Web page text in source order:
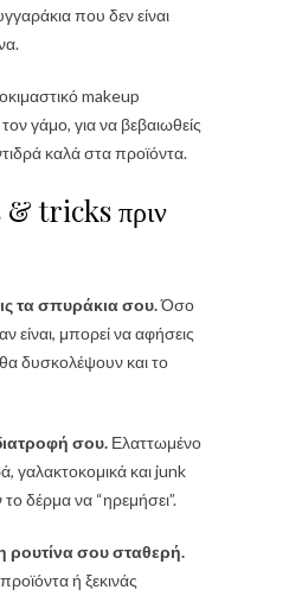
που δεν είναι
makeup
γάμο, για να βεβαιωθείς
καλά στα προϊόντα.
tricks πριν
τα σπυράκια σου.Όσο
είναι, μπορεί να αφήσεις
δυσκολέψουν και το
σου. Ελαττωμένο
γαλακτοκομικά και junk
δέρμα να “ηρεμήσει”.
ρουτίνα σου σταθερή.
ή ξεκινάς